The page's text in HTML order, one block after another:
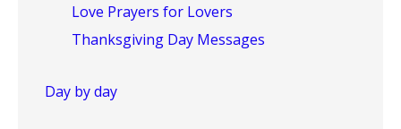
Love Prayers for Lovers
Thanksgiving Day Messages
Day by day